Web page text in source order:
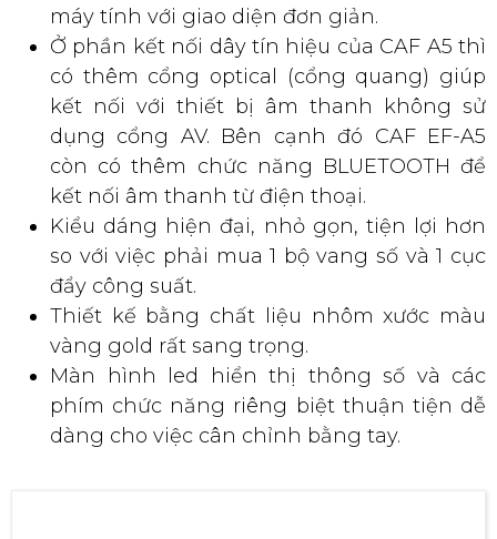
máy tính với giao diện đơn giản.
Ở phần kết nối dây tín hiệu của CAF A5 thì
có thêm cổng optical (cổng quang) giúp
kết nối với thiết bị âm thanh không sử
dụng cổng AV. Bên cạnh đó CAF EF-A5
còn có thêm chức năng BLUETOOTH để
kết nối âm thanh từ điện thoại.
Kiểu dáng hiện đại, nhỏ gọn, tiện lợi hơn
so với việc phải mua 1 bộ vang số và 1 cục
đẩy công suất.
Thiết kế bằng chất liệu nhôm xước màu
vàng gold rất sang trọng.
Màn hình led hiển thị thông số và các
phím chức năng riêng biệt thuận tiện dễ
dàng cho việc cân chỉnh bằng tay.